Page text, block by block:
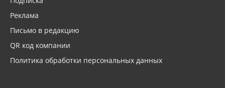
Реклама
Письмо в редакцию
QR код компании
Политика обработки персональных данных